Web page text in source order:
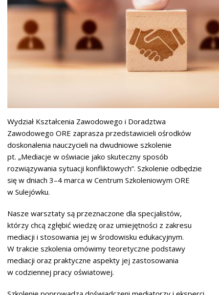
Wydział Kształcenia Zawodowego i Doradztwa
Zawodowego ORE zaprasza przedstawicieli ośrodków
doskonalenia nauczycieli na dwudniowe szkolenie
pt. „Mediacje w oświacie jako skuteczny sposób
rozwiązywania sytuacji konfliktowych”. Szkolenie odbędzie
się w dniach 3–4 marca w Centrum Szkoleniowym ORE
w Sulejówku.
Nasze warsztaty są przeznaczone dla specjalistów,
którzy chcą zgłębić wiedzę oraz umiejętności z zakresu
mediacji i stosowania jej w środowisku edukacyjnym.
W trakcie szkolenia omówimy teoretyczne podstawy
mediacji oraz praktyczne aspekty jej zastosowania
w codziennej pracy oświatowej.